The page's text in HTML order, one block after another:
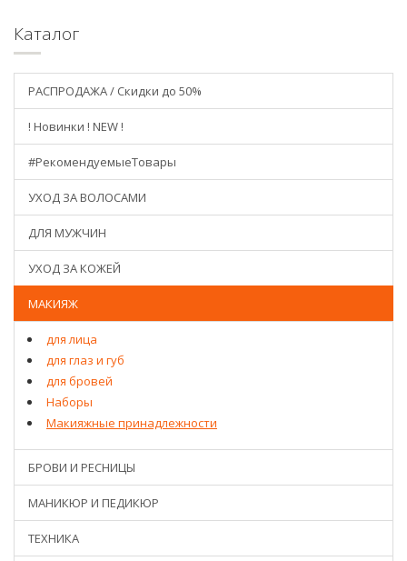
Каталог
РАСПРОДАЖА / Скидки до 50%
! Новинки ! NEW !
#РекомендуемыеТовары
УХОД ЗА ВОЛОСАМИ
ДЛЯ МУЖЧИН
УХОД ЗА КОЖЕЙ
МАКИЯЖ
для лица
для глаз и губ
для бровей
Наборы
Макияжные принадлежности
БРОВИ И РЕСНИЦЫ
МАНИКЮР И ПЕДИКЮР
ТЕХНИКА